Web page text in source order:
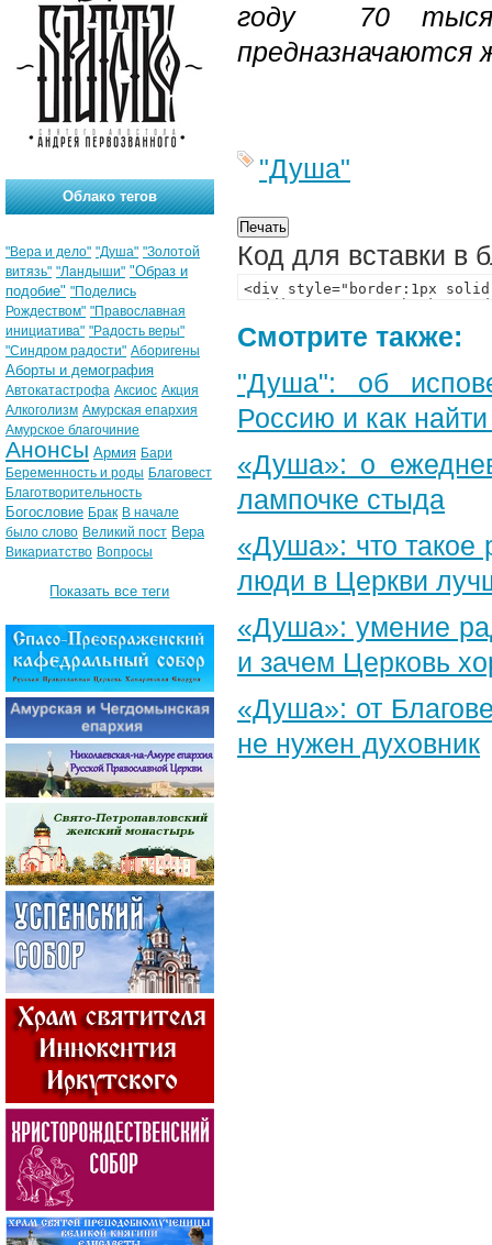
году 70
предназначаются
"Душа"
Код для вставки в
Смотрите также:
"Душа": об
Россию и как
«Душа»: о
лампочке стыда
«Душа»: что такое
люди в Церкви
«Душа»: умение
и зачем Церковь
«Душа»: от
не нужен духовник
Облако тегов
"Вера и дело" "Душа" "Золотой
витязь" "Ландыши" "Образ и
подобие" "Поделись
Рождеством" "Православная
инициатива" "Радость веры"
"Синдром радости" Аборигены
Аборты и демография
Автокатастрофа Аксиос Акция
Алкоголизм Амурская епархия
Амурское благочиние
Анонсы Армия Бари
Беременность и роды Благовест
Благотворительность
Богословие Брак В начале
было слово Великий пост Вера
Викариатство Вопросы
Показать все теги